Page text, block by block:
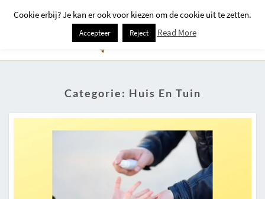
Categorie: Huis En Tuin
Cookie erbij? Je kan er ook voor kiezen om de cookie uit te zetten.
Accepteer Reject Read More